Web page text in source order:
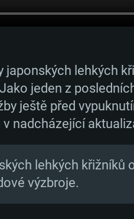
lehkých
jeden z
ještě před
nadcházející
lehkých křižníků
výzbroje.